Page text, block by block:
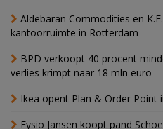
Aldebaran Commodities en
kantoorruimte in Rotterdam
BPD verkoopt 40 procent
verlies krimpt naar 18 mln euro
Ikea opent Plan & Order Point
Fysio Jansen koopt pand